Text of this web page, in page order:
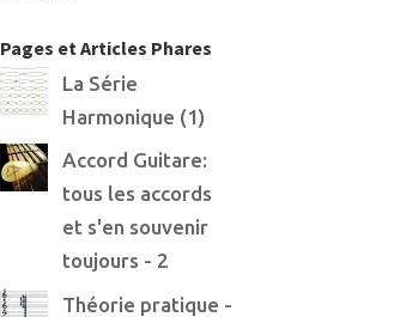
Pages et Articles Phares
La Série
Harmonique (1)
Accord Guitare:
tous les accords
et s'en souvenir
toujours - 2
Théorie pratique -